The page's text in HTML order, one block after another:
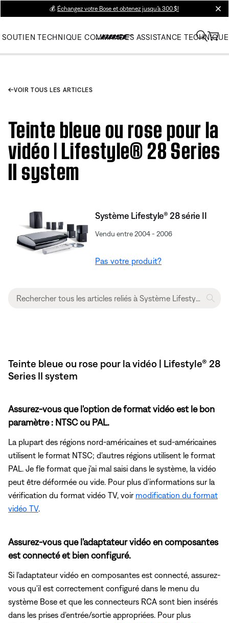
💰 Échangez votre Bose et obtenez jusqu’à 300 $!
SOUTIEN TECHNIQUE COMMANDES ASSISTANCE TECHNIQUE
VOIR TOUS LES ARTICLES
Teinte bleue ou rose pour la
vidéo | Lifestyle® 28 Series
II system
Système Lifestyle® 28 série II
Vendu entre 2004 - 2006
Pas votre produit?
Teinte bleue ou rose pour la vidéo | Lifestyle® 28
Series II system
Assurez-vous que l'option de format vidéo est le bon
paramètre : NTSC ou PAL.
La plupart des régions nord-américaines et sud-américaines
utilisent le format NTSC; d'autres régions utilisent le format
PAL. Je fle format que j'ai mal saisi dans le système, la vidéo
peut être déformée ou vide. Pour plus d'informations sur la
vérification du format vidéo TV, voir modification du format
vidéo TV.
Assurez-vous que l'adaptateur vidéo en composantes
est connecté et bien configuré.
Si l'adaptateur vidéo en composantes est connecté, assurez-
vous qu'il est correctement configuré dans le menu du
système Bose et que les connecteurs RCA sont bien insérés
dans les prises d'entrée/sortie appropriées. Pour plus